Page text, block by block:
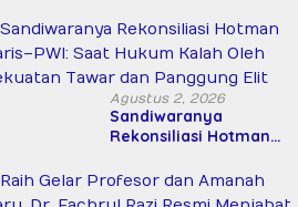
Agustus 2, 2026
Sandiwaranya
Rekonsiliasi Hotman
Kalah Oleh Kekuatan
Tawar dan Panggung Elit